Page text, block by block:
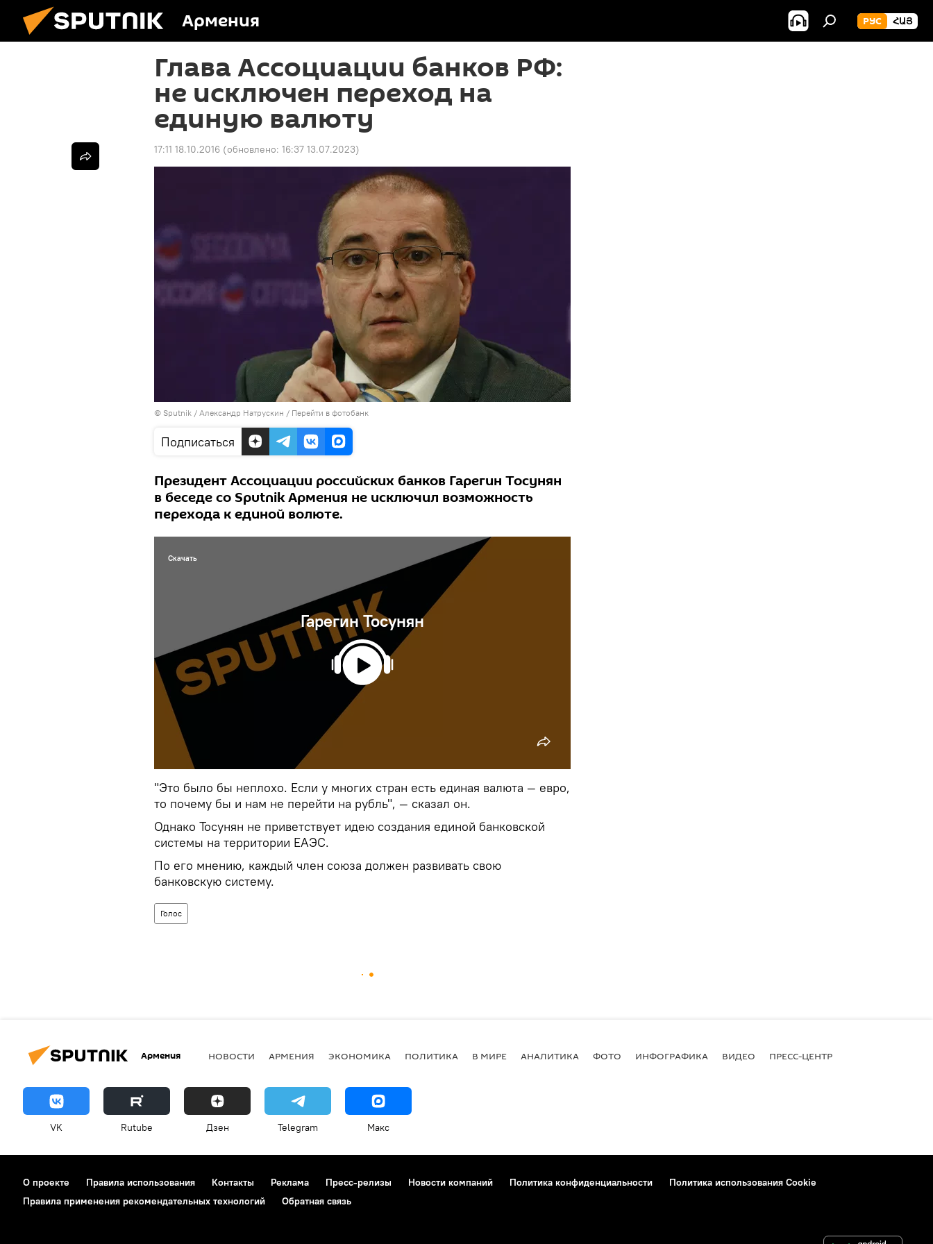
Армения РУС ՀԱՅ
Глава Ассоциации банков РФ:
не исключен переход на
единую валюту
17:11 18.10.2016 (обновлено: 16:37 13.07.2023)
© Sputnik / Александр Натрускин / Перейти в фотобанк
Подписаться
Президент Ассоциации российских банков Гарегин Тосунян
в беседе со Sputnik Армения не исключил возможность
перехода к единой волюте.
Гарегин Тосунян
Скачать
"Это было бы неплохо. Если у многих стран есть единая валюта — евро,
то почему бы и нам не перейти на рубль", — сказал он.
Однако Тосунян не приветствует идею создания единой банковской
системы на территории ЕАЭС.
По его мнению, каждый член союза должен развивать свою
банковскую систему.
Голос
Армения НОВОСТИ АРМЕНИЯ ЭКОНОМИКА ПОЛИТИКА В МИРЕ АНАЛИТИКА ФОТО ИНФОГРАФИКА ВИДЕО ПРЕСС-ЦЕНТР
VK Rutube Дзен Telegram Макс
О проекте Правила использования Контакты Реклама Пресс-релизы Новости компаний Политика конфиденциальности
Политика использования Cookie
Правила применения рекомендательных технологий
Обратная связь